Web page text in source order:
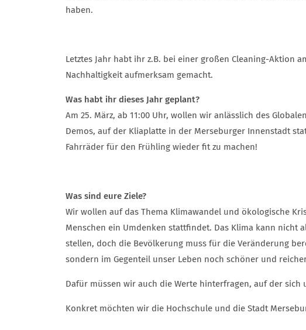
haben.
Letztes Jahr habt ihr z.B. bei einer großen Cleaning-Aktion
Nachhaltigkeit aufmerksam gemacht.
Was habt ihr dieses Jahr geplant?
Am 25. März, ab 11:00 Uhr, wollen wir anlässlich des
Demos, auf der Kliaplatte in der Merseburger Innenstadt
Fahrräder für den Frühling wieder fit zu machen!
Was sind eure Ziele?
Wir wollen auf das Thema Klimawandel und ökologische
Menschen ein Umdenken stattfindet. Das Klima kann nicht
stellen, doch die Bevölkerung muss für die Veränderung
sondern im Gegenteil unser Leben noch schöner und
Dafür müssen wir auch die Werte hinterfragen, auf der sich
Konkret möchten wir die Hochschule und die Stadt